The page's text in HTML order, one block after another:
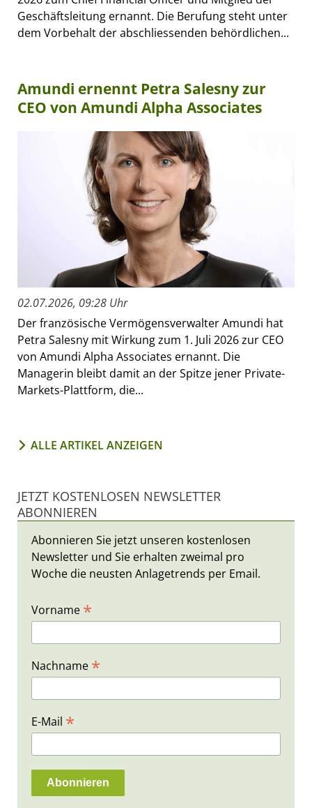
Geschäftsleitung ernannt. Die Berufung steht unter
dem Vorbehalt der abschliessenden behördlichen...
Amundi ernennt Petra Salesny zur
CEO von Amundi Alpha Associates
02.07.2026, 09:28 Uhr
Der französische Vermögensverwalter Amundi hat
Petra Salesny mit Wirkung zum 1. Juli 2026 zur CEO
von Amundi Alpha Associates ernannt. Die
Managerin bleibt damit an der Spitze jener Private-
Markets-Plattform, die...
ALLE ARTIKEL ANZEIGEN
JETZT KOSTENLOSEN NEWSLETTER
ABONNIEREN
Abonnieren Sie jetzt unseren kostenlosen
Newsletter und Sie erhalten zweimal pro
Woche die neusten Anlagetrends per Email.
Vorname *
Nachname *
E-Mail *